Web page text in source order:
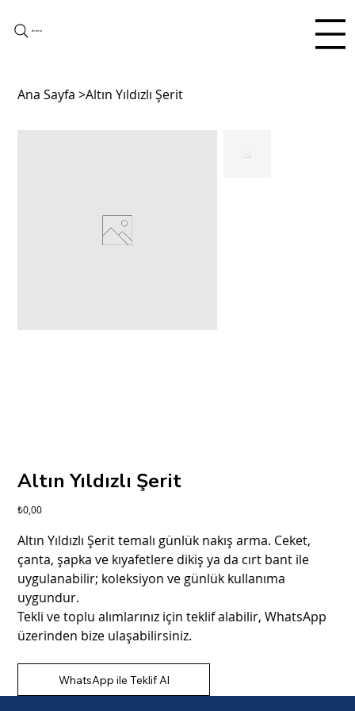
Arama
Ana Sayfa >Altın Yıldızlı Şerit
Altın Yıldızlı Şerit
Fiyat
₺0,00
Altın Yıldızlı Şerit temalı günlük nakış arma. Ceket,
çanta, şapka ve kıyafetlere dikiş ya da cırt bant ile
uygulanabilir; koleksiyon ve günlük kullanıma
uygundur.
Tekli ve toplu alımlarınız için teklif alabilir, WhatsApp
üzerinden bize ulaşabilirsiniz.
WhatsApp ile Teklif Al